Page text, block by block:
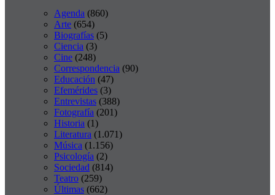
Agenda (860)
Arte (654)
Biografías (5)
Ciencia (3)
Cine (248)
Correspondencia (90)
Educación (47)
Efemérides (3)
Entrevistas (388)
Fotografía (201)
Historia (1)
Literatura (1.071)
Música (1.156)
Psicología (2)
Sociedad (814)
Teatro (259)
Últimas (662)